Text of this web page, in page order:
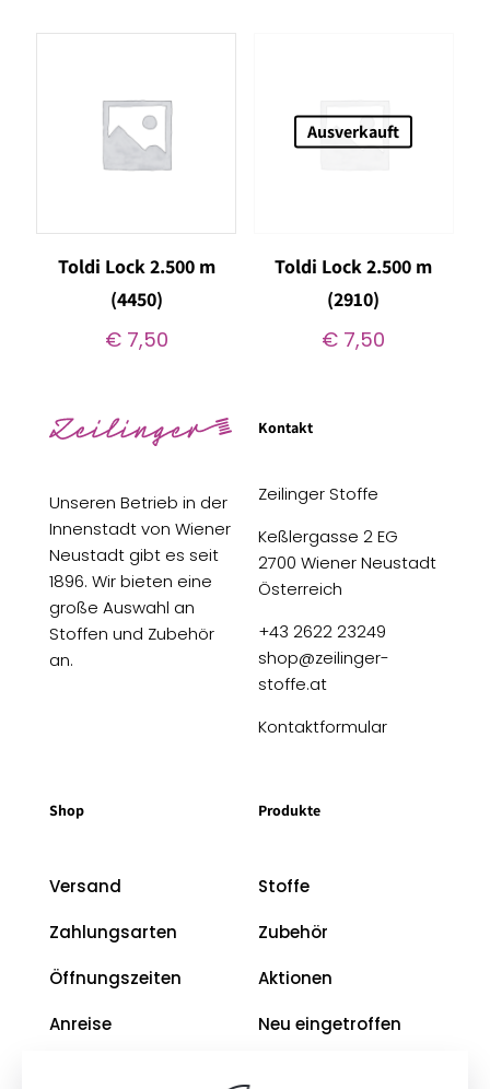
Toldi Lock 2.500 m
(4450)
€7,50
Ausverkauft
Toldi Lock 2.500 m
(2910)
€ 7,50
Unseren Betrieb in der
Innenstadt von Wiener
Neustadt gibt es seit
1896. Wir bieten eine
große Auswahl an
Stoffen und Zubehör
an.
Kontakt
Zeilinger Stoffe
Keßlergasse 2 EG
2700 Wiener Neustadt
Österreich
+43 2622 23249
shop@zeilinger-
stoffe.at
Kontaktformular
Shop
Versand
Zahlungsarten
Öffnungszeiten
Anreise
Produkte
Stoffe
Zubehör
Aktionen
Neu eingetroffen